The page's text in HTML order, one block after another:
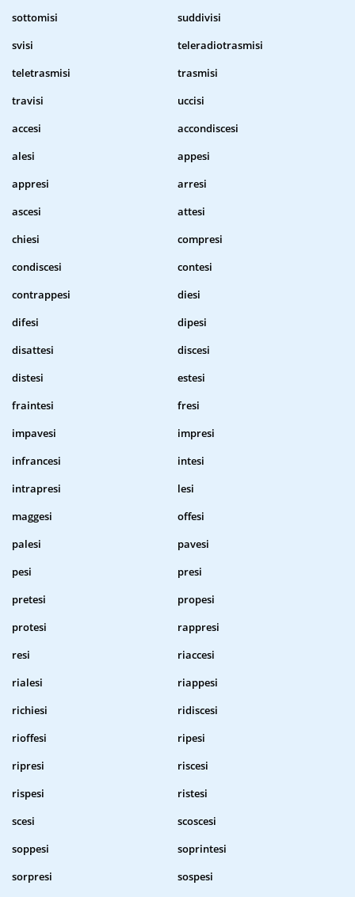
sottomisi
suddivisi
svisi
teleradiotrasmisi
teletrasmisi
trasmisi
travisi
uccisi
accesi
accondiscesi
alesi
appesi
appresi
arresi
ascesi
attesi
chiesi
compresi
condiscesi
contesi
contrappesi
diesi
difesi
dipesi
disattesi
discesi
distesi
estesi
fraintesi
fresi
impavesi
impresi
infrancesi
intesi
intrapresi
lesi
maggesi
offesi
palesi
pavesi
pesi
presi
pretesi
propesi
protesi
rappresi
resi
riaccesi
rialesi
riappesi
richiesi
ridiscesi
rioffesi
ripesi
ripresi
riscesi
rispesi
ristesi
scesi
scoscesi
soppesi
soprintesi
sorpresi
sospesi